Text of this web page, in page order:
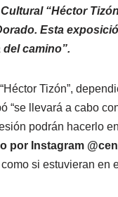
“Héctor
Esta
camino”.
Tizón”,
“se llevará a cabo
podrán hacerlo
por Instagram
si estuvieran en